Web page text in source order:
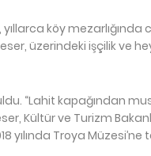
köy mezarlığında
üzerindeki işçilik ve
“Lahit kapağından
Kültür ve Turizm
Troya Müzesi’ne